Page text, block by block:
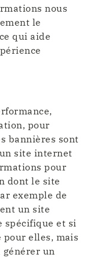
nous
le
qui aide
pour
bannières sont
site internet
pour
dont le site
exemple de
un site
spécifique et si
elles, mais
générer un